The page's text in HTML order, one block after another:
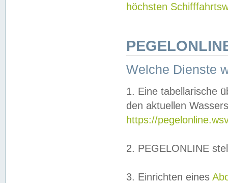
höchsten
Welche Dienste
1. Eine tabellarische
den aktuellen
https://
2. PEGELONLINE
3. Einrichten eines